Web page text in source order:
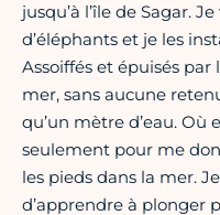
jusqu’à l’île de Sagar.
d’éléphants et je les
Assoiffés et épuisés par
mer, sans aucune
qu’un mètre d’eau. Où
seulement pour me
les pieds dans la mer.
d’apprendre à plonger